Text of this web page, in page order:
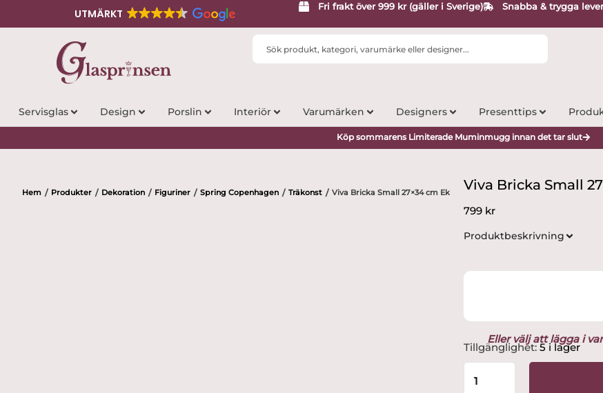
UTMÄRKT
Fri frakt över 999 kr (gäller i Sverige) Snabba & trygga
Search
Servisglas Design Porslin Interiör Varumärken Designers Presenttips
Köp sommarens Limiterade Muminmugg innan det tar slut
Hem / Produkter / Dekoration / Figuriner / Spring Copenhagen / Träkonst / Viva Bricka Small 27×34 cm Ek Viva Bricka Small
799 kr
Produktbeskrivning
Eller välj att lägga i
Tillgänglighet: 5 i lager
Viva
Bricka
Small